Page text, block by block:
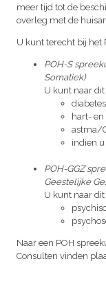
meer tijd tot de
overleg met de
U kunt terecht bij het
POH-S
Somatiek)
U kunt naar
diabetes
hart-
astma/
indien
POH-GGZ
Geestelijke
U kunt naar
Naar een POH
Consulten vinden